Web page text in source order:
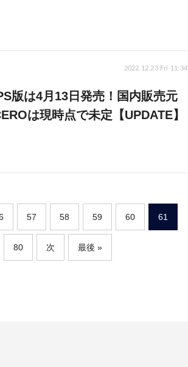
2022.12.23 Fri 11:34
版は4月13日発売！国内販売元
は現時点で未定【UPDATE】
57 58 59 60 61
80 次 最後